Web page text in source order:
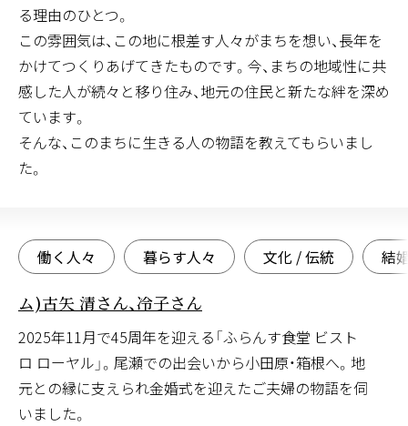
る理由のひとつ。
この雰囲気は、この地に根差す人々がまちを想い、長年を
かけてつくりあげてきたものです。今、まちの地域性に共
感した人が続々と移り住み、地元の住民と新たな絆を深め
ています。
そんな、このまちに生きる人の物語を教えてもらいまし
た。
働く人々 暮らす人々 文化 / 伝統 結
働く人々 暮らす人々
ふらんす食堂 ビストロ ローヤル(シェフ、マダ
ム)古矢 清さん、冷子さん
2025年11月で45周年を迎える「ふらんす食堂 ビスト
ロ ローヤル」。尾瀬での出会いから小田原・箱根へ。地
元との縁に支えられ金婚式を迎えたご夫婦の物語を伺
いました。
働く人々 暮らす人々